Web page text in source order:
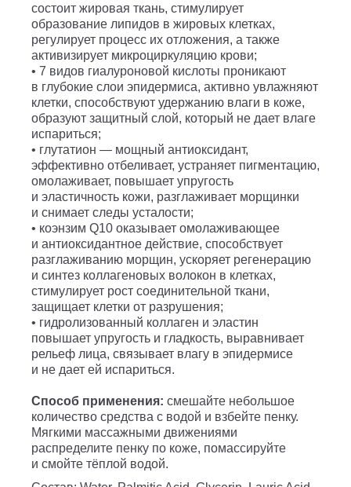
состоит жировая ткань, стимулирует
образование липидов в жировых клетках,
регулирует процесс их отложения, а также
активизирует микроциркуляцию крови;
• 7 видов гиалуроновой кислоты проникают
в глубокие слои эпидермиса, активно увлажняют
клетки, способствуют удержанию влаги в коже,
образуют защитный слой, который не дает влаге
испариться;
• глутатион — мощный антиоксидант,
эффективно отбеливает, устраняет пигментацию,
омолаживает, повышает упругость
и эластичность кожи, разглаживает морщинки
и снимает следы усталости;
• коэнзим Q10 оказывает омолаживающее
и антиоксидантное действие, способствует
разглаживанию морщин, ускоряет регенерацию
и синтез коллагеновых волокон в клетках,
стимулирует рост соединительной ткани,
защищает клетки от разрушения;
• гидролизованный коллаген и эластин
повышает упругость и гладкость, выравнивает
рельеф лица, связывает влагу в эпидермисе
и не дает ей испариться.
Способ применения: смешайте небольшое
количество средства с водой и взбейте пенку.
Мягкими массажными движениями
распределите пенку по коже, помассируйте
и смойте тёплой водой.